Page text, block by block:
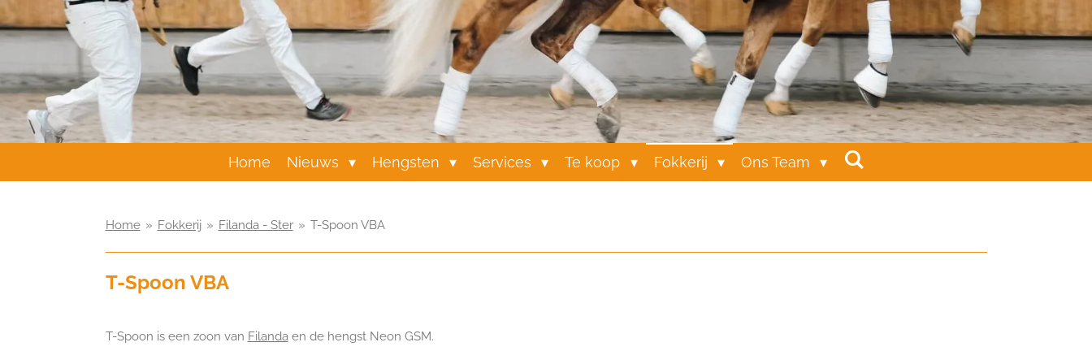
Home Nieuws Hengsten Services Te koop Fokkerij Ons Team
Home » Fokkerij » Filanda - Ster » T-Spoon VBA
T-Spoon VBA
T-Spoon is een zoon van Filanda en de hengst Neon GSM.